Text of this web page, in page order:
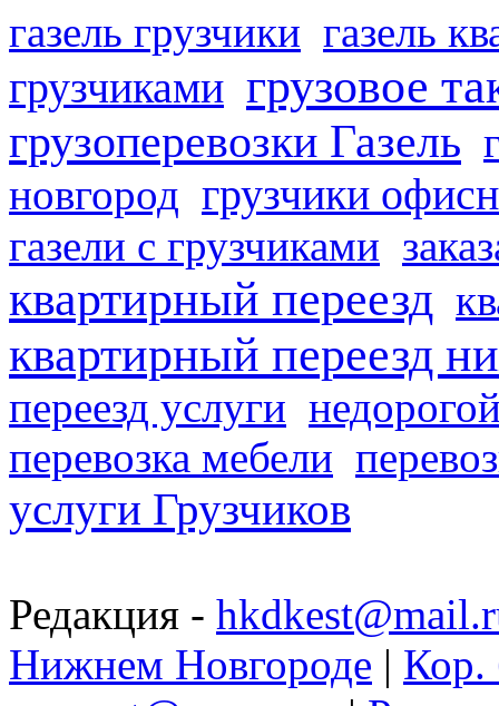
газель грузчики газель
грузчиками грузовое
грузоперевозки Газель
новгород грузчики
газели с грузчиками
квартирный переезд
квартирный переезд
переезд услуги
перевозка мебели
услуги Грузчиков
Редакция -
Нижнем Новгороде | Кор.